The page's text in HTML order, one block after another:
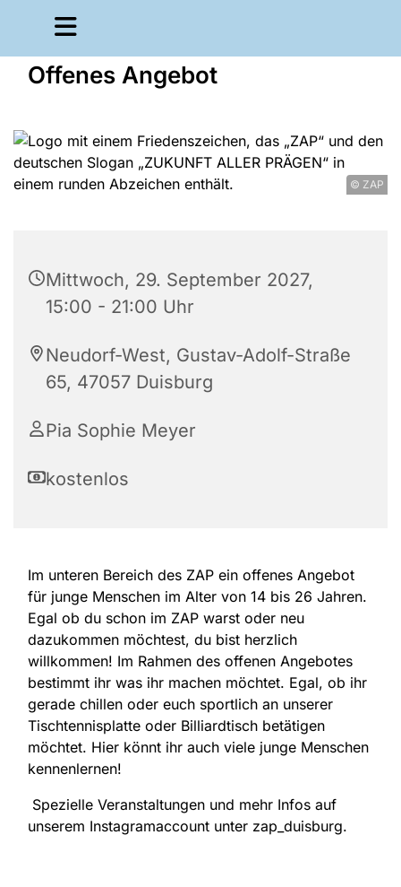
Offenes Angebot
© ZAP
Mittwoch, 29. September 2027,
15:00 - 21:00 Uhr
Neudorf-West, Gustav-Adolf-Straße
65, 47057 Duisburg
Pia Sophie Meyer
kostenlos
Im unteren Bereich des ZAP ein offenes Angebot
für junge Menschen im Alter von 14 bis 26 Jahren.
Egal ob du schon im ZAP warst oder neu
dazukommen möchtest, du bist herzlich
willkommen! Im Rahmen des offenen Angebotes
bestimmt ihr was ihr machen möchtet. Egal, ob ihr
gerade chillen oder euch sportlich an unserer
Tischtennisplatte oder Billiardtisch betätigen
möchtet. Hier könnt ihr auch viele junge Menschen
kennenlernen!
Spezielle Veranstaltungen und mehr Infos auf
unserem Instagramaccount unter zap_duisburg.